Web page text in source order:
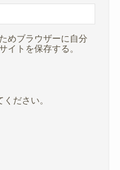
めブラウザーに自分
イトを保存する。
ださい。